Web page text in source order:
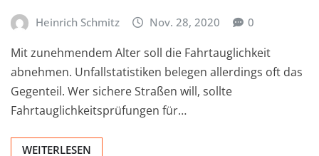
Heinrich Schmitz Nov. 28, 2020 0
Mit zunehmendem Alter soll die Fahrtauglichkeit
abnehmen. Unfallstatistiken belegen allerdings oft das
Gegenteil. Wer sichere Straßen will, sollte
Fahrtauglichkeitsprüfungen für…
WEITERLESEN